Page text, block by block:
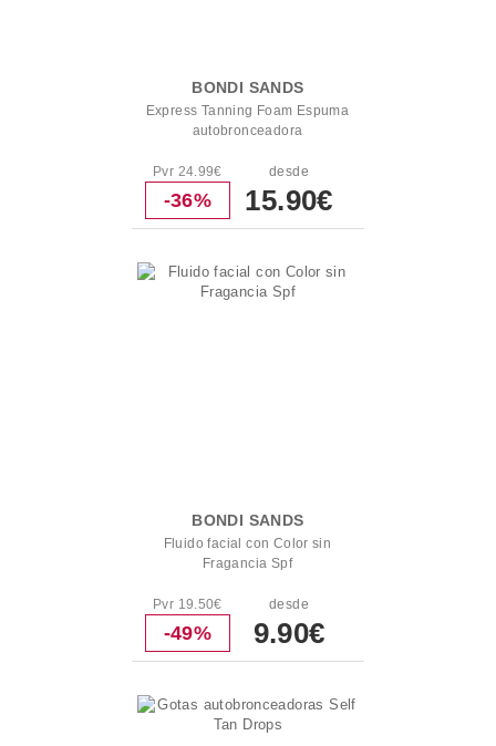
BONDI SANDS
Express Tanning Foam Espuma
autobronceadora
Pvr 24.99€
-36%
desde
15.90€
BONDI SANDS
Fluido facial con Color sin
Fragancia Spf
Pvr 19.50€
-49%
desde
9.90€